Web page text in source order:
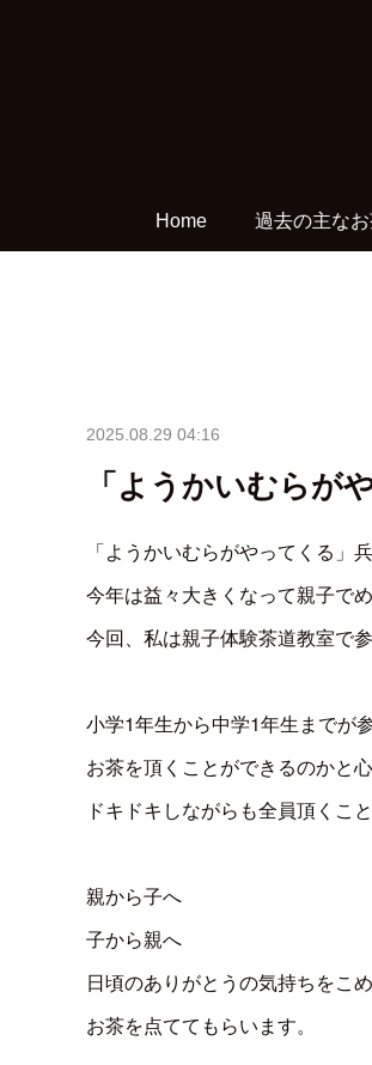
Home 過去の主な
2025.08.29 04:16
「ようかいむらが
「ようかいむらがやってくる」
今年は益々大きくなって親子で
今回、私は親子体験茶道教室で
小学1年生から中学1年生までが
お茶を頂くことができるのかと
ドキドキしながらも全員頂くこ
親から子へ
子から親へ
日頃のありがとうの気持ちをこ
お茶を点ててもらいます。